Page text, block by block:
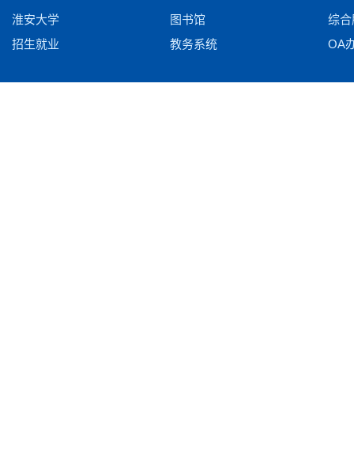
淮安大学 图书馆
综
招生就业
教务系统 OA